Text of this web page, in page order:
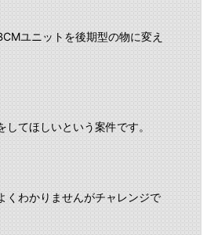
ユニットを後期型の物に変え
してほしいという案件です。
くわかりませんがチャレンジで